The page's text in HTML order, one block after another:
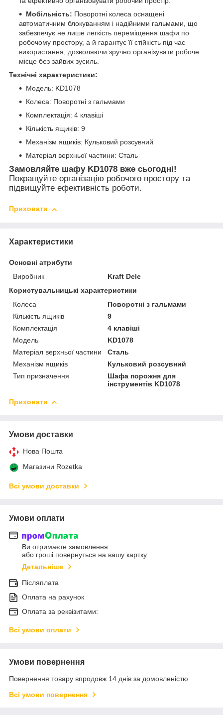
Мобільність: Поворотні колеса оснащені
автоматичним блокуванням і надійними гальмами, що
забезпечує не лише легкість переміщення шафи по
робочому простору, а й гарантує її стійкість під час
використання, дозволяючи зручно організувати робоче
місце без зайвих зусиль.
Технічні характеристики:
Модель: KD1078
Колеса: Поворотні з гальмами
Комплектація: 4 клавіші
Кількість ящиків: 9
Механізм ящиків: Кульковий розсувний
Матеріал верхньої частини: Сталь
Замовляйте шафу KD1078 вже сьогодні!
Покращуйте організацію робочого простору та
підвищуйте ефективність роботи.
Приховати
Характеристики
Основні атрибути
Виробник
Kraft Dele
Користувальницькі характеристики
Колеса
Поворотні з гальмами
Кількість ящиків
9
Комплектація
4 клавіші
Мoдель
KD1078
Матеріал верхньої частини
Сталь
Механізм ящиків
Кульковий розсувний
Тип призначення
Шафа порожня для
інструментів KD1078
Приховати
Умови доставки
Нова Пошта
Магазини Rozetka
Всі умови доставки
Умови оплати
Ви отримаєте замовлення
або гроші повернуться на вашу картку
Детальніше
Післяплата
Оплата на рахунок
Оплата за реквізитами:
Всі умови оплати
Умови повернення
Повернення товару впродовж 14 днів за домовленістю
Всі умови повернення